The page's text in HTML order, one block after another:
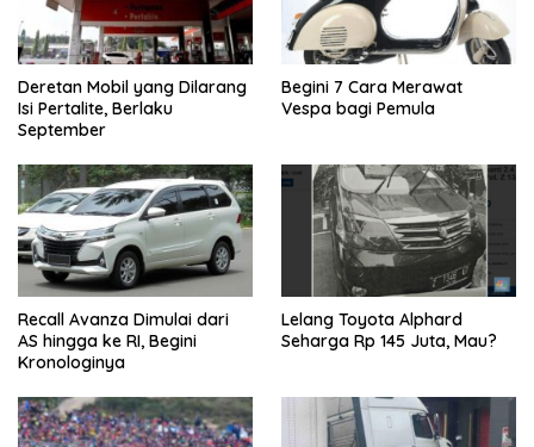
Deretan Mobil yang Dilarang
Isi Pertalite, Berlaku
September
Begini 7 Cara Merawat
Vespa bagi Pemula
Recall Avanza Dimulai dari
AS hingga ke RI, Begini
Kronologinya
Lelang Toyota Alphard
Seharga Rp 145 Juta, Mau?